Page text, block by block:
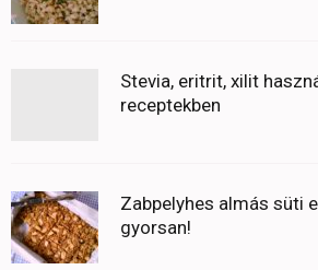
Stevia, eritrit, xilit
receptekben
Zabpelyhes almás süti
gyorsan!